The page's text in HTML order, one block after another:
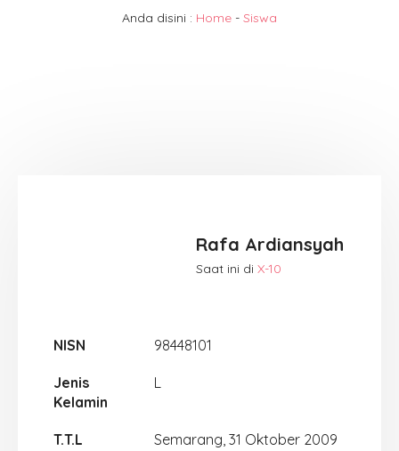
Anda disini : Home - Siswa
Rafa Ardiansyah
Saat ini di X-10
NISN 98448101
Jenis
Kelamin
L
T.T.L Semarang, 31 Oktober 2009